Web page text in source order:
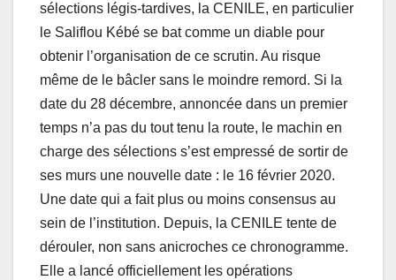
sélections légis-tardives, la CENILE, en particulier
le Saliflou Kébé se bat comme un diable pour
obtenir l’organisation de ce scrutin. Au risque
même de le bâcler sans le moindre remord. Si la
date du 28 décembre, annoncée dans un premier
temps n’a pas du tout tenu la route, le machin en
charge des sélections s’est empressé de sortir de
ses murs une nouvelle date : le 16 février 2020.
Une date qui a fait plus ou moins consensus au
sein de l’institution. Depuis, la CENILE tente de
dérouler, non sans anicroches ce chronogramme.
Elle a lancé officiellement les opérations